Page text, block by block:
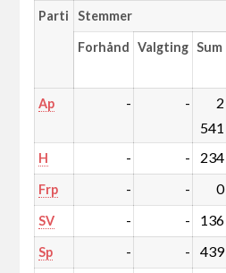
Parti Stemmer
Forhånd Valgting Sum
Ap - -
2
541
H - - 234
Frp - - 0
SV - - 136
Sp - - 439